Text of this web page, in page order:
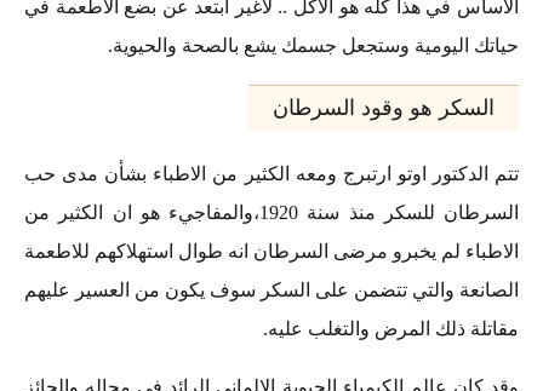
الاساس في هذا كله هو الأكل .. لاغير ابتعد عن بضع الاطعمة في
حياتك اليومية وستجعل جسمك يشع بالصحة والحيوية.
السكر هو وقود السرطان
تتم الدكتور اوتو ارتبرج ومعه الكثير من الاطباء بشأن مدى حب
السرطان للسكر منذ سنة 1920،والمفاجيء هو ان الكثير من
الاطباء لم يخبرو مرضى السرطان انه طوال استهلاكهم للاطعمة
الصانعة والتي تتضمن على السكر سوف يكون من العسير عليهم
مقاتلة ذلك المرض والتغلب عليه.